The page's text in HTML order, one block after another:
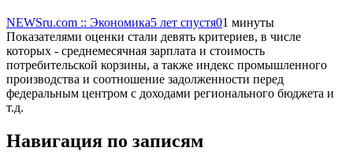
NEWSru.com :: Экономика5 лет спустя01 минуты
Показателями оценки стали девять критериев, в числе
которых - среднемесячная зарплата и стоимость
потребительской корзины, а также индекс промышленного
производства и соотношение задолженности перед
федеральным центром с доходами регионального бюджета и
т.д.
Навигация по записям